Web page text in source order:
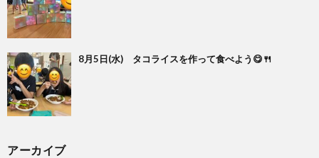
8月5日(水) タコライスを作って食べよう😋🍴
アーカイブ